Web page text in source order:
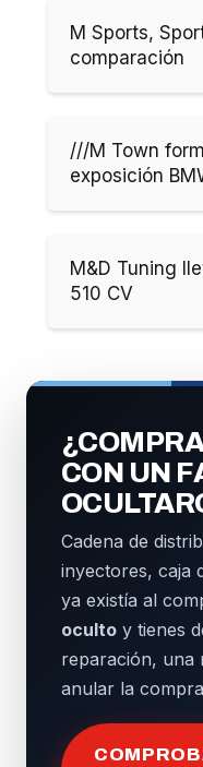
M Sports,
comparación
///M Town
exposición
M&D Tuning
510 CV
CON UN
Cadena de
inyectores, caja
ya existía al
oculto y tienes
reparación, una
anular la